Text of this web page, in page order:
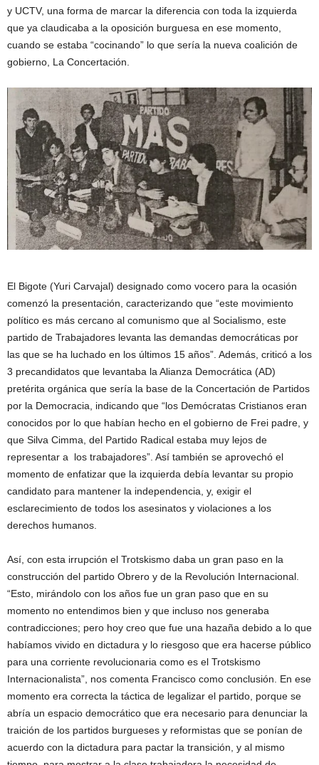
y UCTV, una forma de marcar la diferencia con toda la izquierda
que ya claudicaba a la oposición burguesa en ese momento,
cuando se estaba “cocinando” lo que sería la nueva coalición de
gobierno, La Concertación.
El Bigote (Yuri Carvajal) designado como vocero para la ocasión
comenzó la presentación, caracterizando que “este movimiento
político es más cercano al comunismo que al Socialismo, este
partido de Trabajadores levanta las demandas democráticas por
las que se ha luchado en los últimos 15 años”. Además, criticó a los
3 precandidatos que levantaba la Alianza Democrática (AD)
pretérita orgánica que sería la base de la Concertación de Partidos
por la Democracia, indicando que “los Demócratas Cristianos eran
conocidos por lo que habían hecho en el gobierno de Frei padre, y
que Silva Cimma, del Partido Radical estaba muy lejos de
representar a los trabajadores”. Así también se aprovechó el
momento de enfatizar que la izquierda debía levantar su propio
candidato para mantener la independencia, y, exigir el
esclarecimiento de todos los asesinatos y violaciones a los
derechos humanos.
Así, con esta irrupción el Trotskismo daba un gran paso en la
construcción del partido Obrero y de la Revolución Internacional.
“Esto, mirándolo con los años fue un gran paso que en su
momento no entendimos bien y que incluso nos generaba
contradicciones; pero hoy creo que fue una hazaña debido a lo que
habíamos vivido en dictadura y lo riesgoso que era hacerse público
para una corriente revolucionaria como es el Trotskismo
Internacionalista”, nos comenta Francisco como conclusión. En ese
momento era correcta la táctica de legalizar el partido, porque se
abría un espacio democrático que era necesario para denunciar la
traición de los partidos burgueses y reformistas que se ponían de
acuerdo con la dictadura para pactar la transición, y al mismo